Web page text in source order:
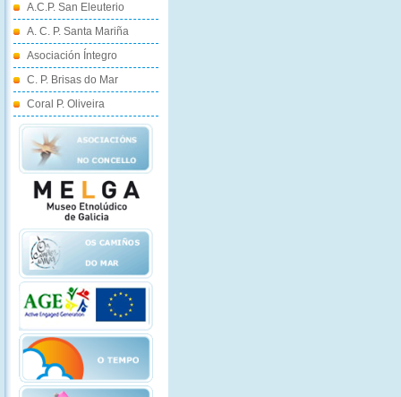
A.C.P. San Eleuterio
A. C. P. Santa Mariña
Asociación Íntegro
C. P. Brisas do Mar
Coral P. Oliveira